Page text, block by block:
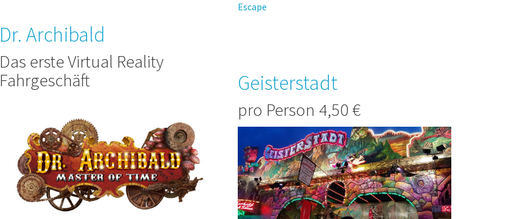
Dr. Archibald
Das erste Virtual Reality
Fahrgeschäft
Escape
Geisterstadt
pro Person 4,50 €